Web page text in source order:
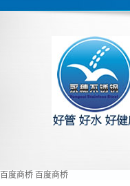
百度商桥 百度商桥